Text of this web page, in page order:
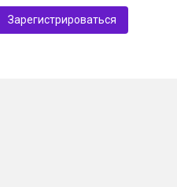
Зарегистрироваться